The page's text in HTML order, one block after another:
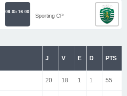
09-05 16:00
Sporting CP
J V E D PTS
20 18 1 1 55